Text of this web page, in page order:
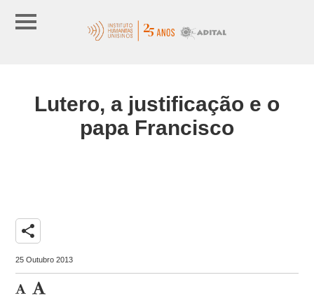
Lutero, a justificação e o
papa Francisco
share
25 Outubro 2013